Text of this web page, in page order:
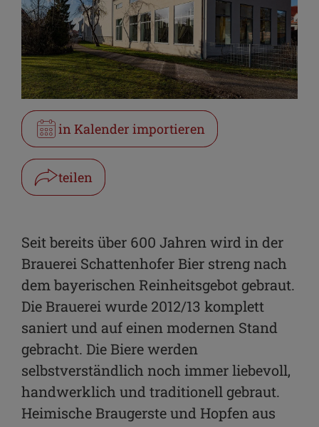
in Kalender importieren
teilen
WhatsApp
Link kopieren
E-Mail
Seit bereits über 600 Jahren wird in der
Brauerei Schattenhofer Bier streng nach
dem bayerischen Reinheitsgebot gebraut.
Die Brauerei wurde 2012/13 komplett
saniert und auf einen modernen Stand
gebracht. Die Biere werden
selbstverständlich noch immer liebevoll,
handwerklich und traditionell gebraut.
Heimische Braugerste und Hopfen aus